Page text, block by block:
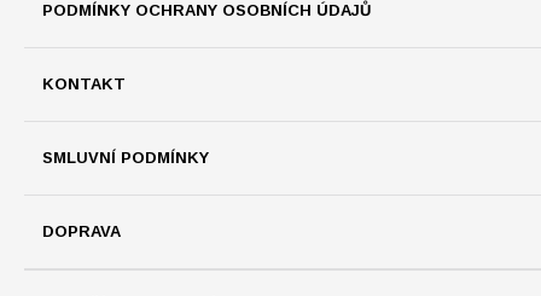
PODMÍNKY OCHRANY OSOBNÍCH ÚDAJŮ
KONTAKT
SMLUVNÍ PODMÍNKY
DOPRAVA